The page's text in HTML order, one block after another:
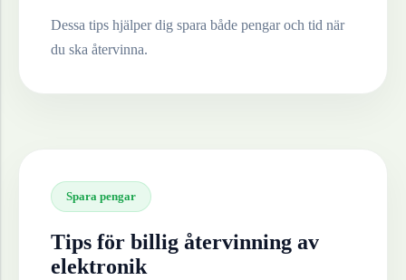
Dessa tips hjälper dig spara både pengar och tid när
du ska återvinna.
Spara pengar
Tips för billig återvinning av
elektronik